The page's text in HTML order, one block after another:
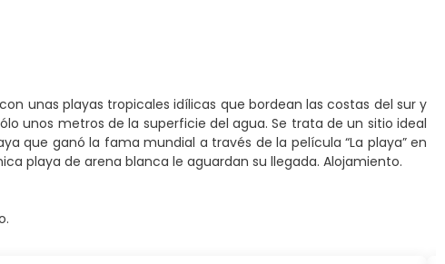
unas playas tropicales idílicas que bordean las costas del sur y
unos metros de la superficie del agua. Se trata de un sitio ideal
que ganó la fama mundial a través de la película “La playa” en
playa de arena blanca le aguardan su llegada. Alojamiento.